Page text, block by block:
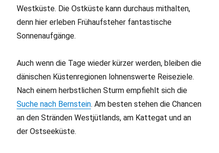
Westküste. Die Ostküste kann durchaus mithalten,
denn hier erleben Frühaufsteher fantastische
Sonnenaufgänge.
Auch wenn die Tage wieder kürzer werden, bleiben die
dänischen Küstenregionen lohnenswerte Reiseziele.
Nach einem herbstlichen Sturm empfiehlt sich die
Suche nach Bernstein. Am besten stehen die Chancen
an den Stränden Westjütlands, am Kattegat und an
der Ostseeküste.